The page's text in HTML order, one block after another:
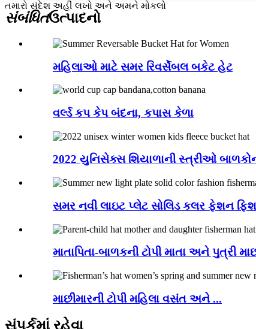
તમારો સંદેશ અહીં લખો અને અમને મોકલો
સંબંધિતઉત્પાદનો
મહિલાઓ માટે સમર રિવર્સેબલ બકેટ હેટ
વર્લ્ડ કપ કેપ બંદના, કપાસ કેળા
2022 યુનિસેક્સ શિયાળાની સ્ત્રીઓ
સમર નવી લાઇટ પ્લેટ સોલિડ કલર ફેશન
માતાપિતા-બાળકની ટોપી માતા અને પુત્રી
માછીમારની ટોપી મહિલા વસંત અને ...
સંપર્કમાં રહેવા